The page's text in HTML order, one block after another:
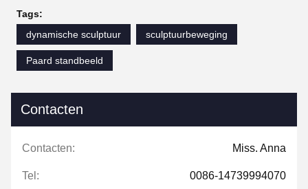
Tags:
dynamische sculptuur
sculptuurbeweging
Paard standbeeld
Contacten
Contacten: Miss. Anna
Tel: 0086-14739994070